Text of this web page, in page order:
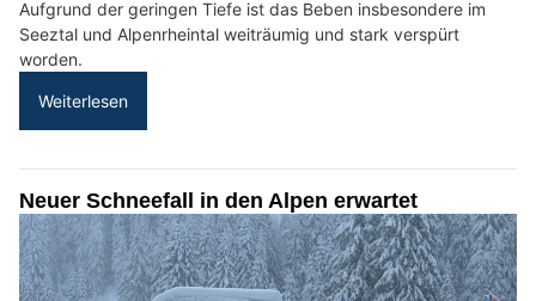
Aufgrund der geringen Tiefe ist das Beben insbesondere im
Seeztal und Alpenrheintal weiträumig und stark verspürt
worden.
Weiterlesen
Neuer Schneefall in den Alpen erwartet